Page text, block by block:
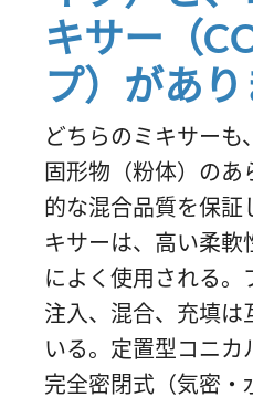
キサー（
プ）があり
どちらのミキサーも
固形物（粉体）の
的な混合品質を保証
キサーは、高い柔
によく使用される。
注入、混合、充填は
いる。定置型コニ
完全密閉式（気密・